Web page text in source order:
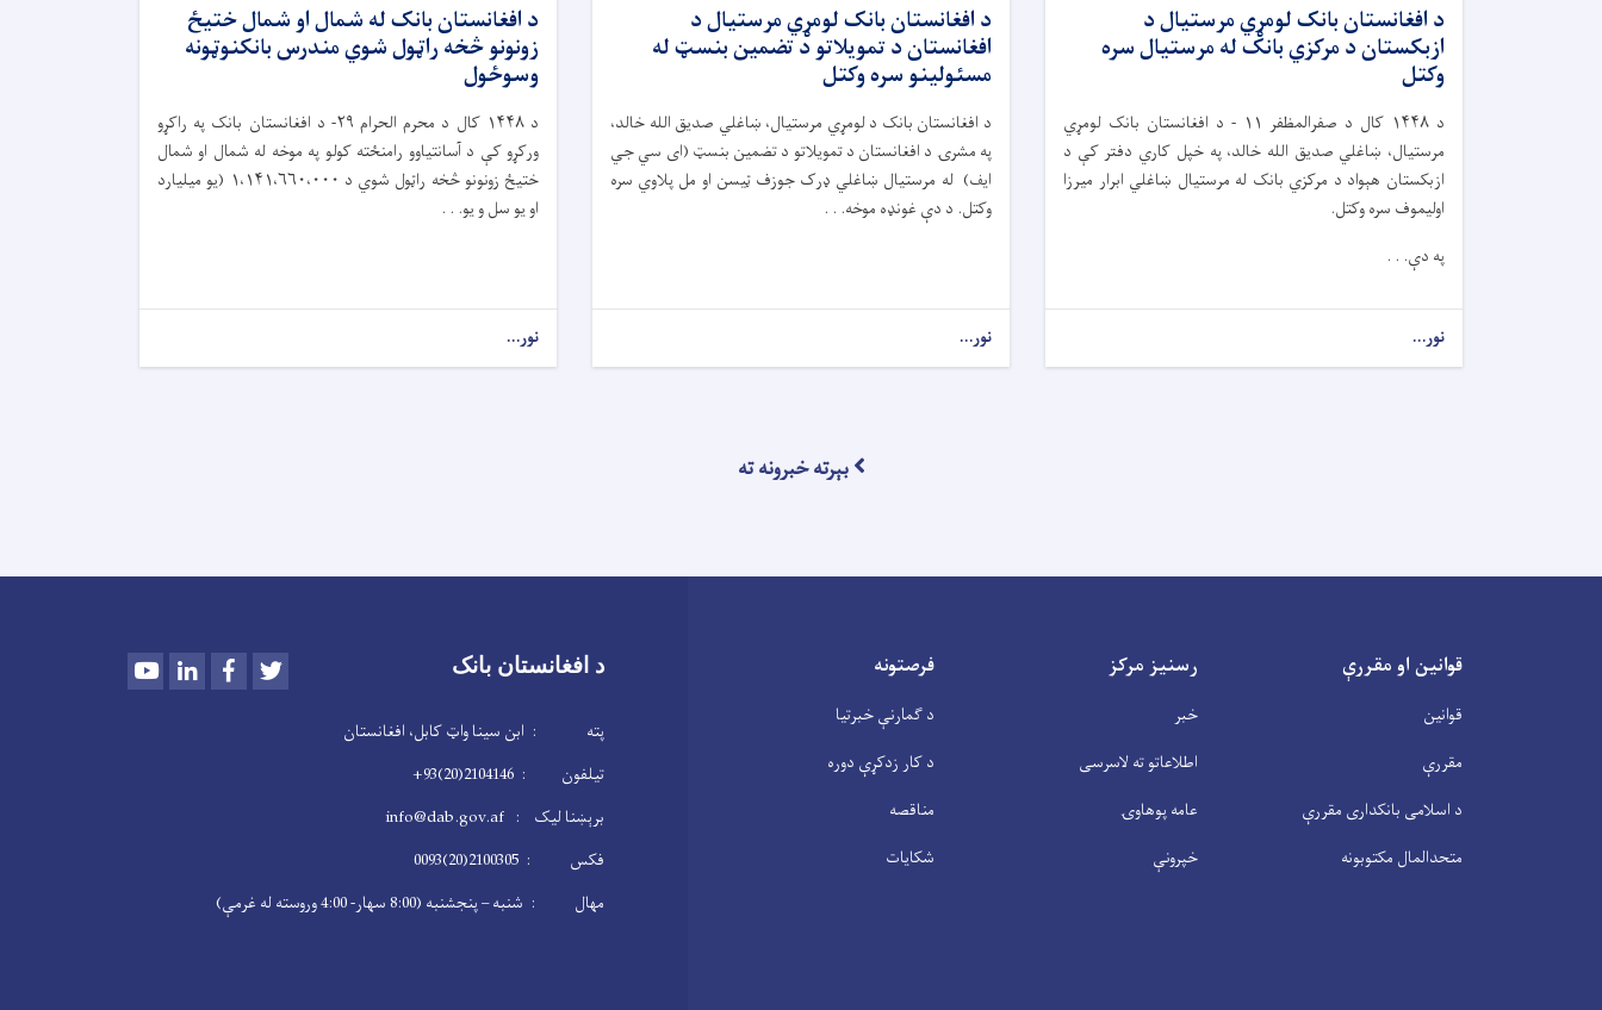
د افغانستان بانک لومړي مرستیال د
ازبکستان د مرکزي بانک له مرستیال سره
وکتل
د ۱۴۴۸ کال د صفرالمظفر ۱۱ -
د افغانستان بانک لومړي
مرستیال، ښاغلي صدیق الله خالد، په خپل کاري دفتر کې د
ازبکستان هېواد د مرکزي بانک له مرستیال ښاغلي ابرار میرزا
اولیموف سره وکتل.
په دې. . .
نور...
د افغانستان بانک لومړي مرستیال د
افغانستان د تمویلاتو د تضمین بنسټ له
مسئولینو سره وکتل
د افغانستان بانک د لومړي مرستیال، ښاغلي صدیق الله خالد،
په مشرۍ د افغانستان د تمویلاتو د تضمین بنسټ (ای سي جي
ایف) له مرستیال ښاغلي ډرک جوزف ټیسن او مل پلاوي سره
وکتل. د دې غونډه موخه. . .
نور...
د افغانستان بانک له شمال او شمال ختیځ
زونونو څخه راټول شوي مندرس بانکنوټونه
وسوځول
د۱۴۴۸ کال د محرم الحرام ۲۹- د افغانستان بانک په راکړو
ورکړو کې د آسانتیاوو رامنځته کولو په موخه له شمال او شمال
ختیځ زونونو څخه راټول شوي د ۱،۱۴۱،۶۶۰،۰۰۰ ( یو میلیارد
او یو سل و یو. . .
نور...
بېرته خبرونه ته
قوانین او مقررې
قوانین
مقررې
د اسلامی بانکداری مقررې
متحدالمال مکتوبونه
رسنیز مرکز
خبر
اطلاعاتو ته لاسرسی
عامه پوهاوۍ
خپرونې
فرصتونه
د ګمارنې خبرتیا
د کار زدکړې دوره
مناقصه
شکایات
د افغانستان بانک YoutubeLinkedInFacebook
پته : ابن سینا واټ کابل، افغانستان
تیلفون : 2104146(20)93+
برېښنا لیک : info@dab.gov.af
فکس : 2100305(20)0093
مهال : شنبه – پنجشنبه (8:00 سهار- 4:00 وروسته له غرمې)